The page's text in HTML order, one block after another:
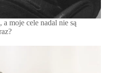
a moje cele nadal nie są